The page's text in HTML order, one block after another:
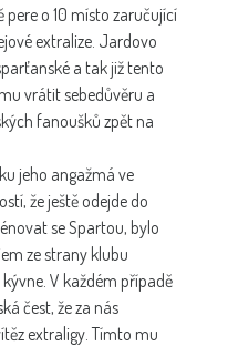
o 10 místo zaručující
extralize. Jardovo
a tak již tento
vrátit sebedůvěru a
fanoušků zpět na
jeho angažmá ve
že ještě odejde do
se Spartou, bylo
ze strany klubu
V každém případě
čest, že za nás
extraligy. Tímto mu